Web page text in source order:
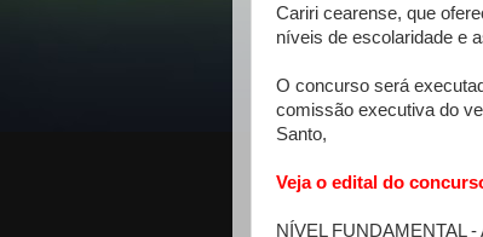
Cariri cearense, que
níveis de escolaridade e
O concurso será
comissão executiva do
Santo,
Veja o edital do
NÍVEL FUNDAMENTAL